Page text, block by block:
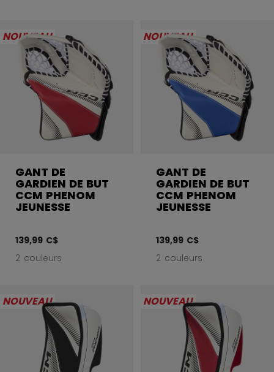
NOUVEAU
GANT DE
GARDIEN DE BUT
CCM PHENOM
JEUNESSE
139,99 C$
2 couleurs
NOUVEAU
GANT DE
GARDIEN DE BUT
CCM PHENOM
JEUNESSE
139,99 C$
2 couleurs
NOUVEAU NOUVEAU